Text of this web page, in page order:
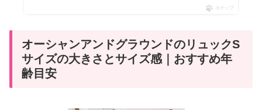
ポチップ
オーシャンアンドグラウンドのリュックS
サイズの大きさとサイズ感｜おすすめ年
齢目安